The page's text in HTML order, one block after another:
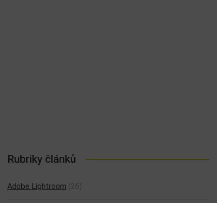
Rubriky článků
Adobe Lightroom (26)